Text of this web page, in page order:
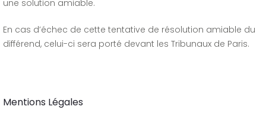
une solution amiable.
En cas d’échec de cette tentative de résolution amiable du
différend, celui-ci sera porté devant les Tribunaux de Paris.
Mentions Légales